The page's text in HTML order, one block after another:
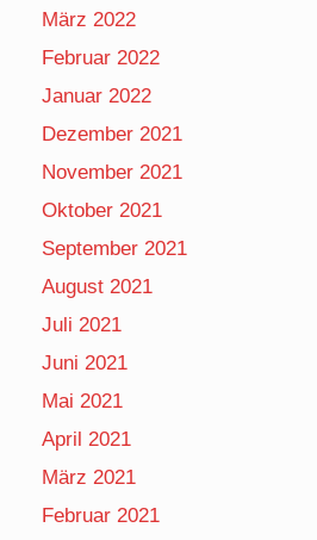
März 2022
Februar 2022
Januar 2022
Dezember 2021
November 2021
Oktober 2021
September 2021
August 2021
Juli 2021
Juni 2021
Mai 2021
April 2021
März 2021
Februar 2021